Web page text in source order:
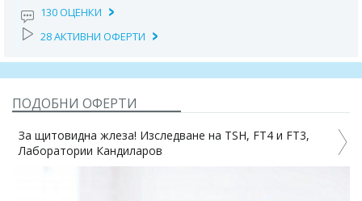
130 ОЦЕНКИ
28 АКТИВНИ ОФЕРТИ
ПОДОБНИ ОФЕРТИ
За щитовидна жлеза! Изследване на TSH, FT4 и FT3,
Лаборатории Кандиларов